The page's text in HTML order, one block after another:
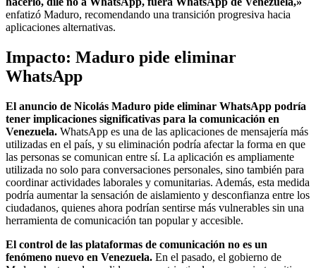
enfatizó Maduro, recomendando una transición progresiva hacia
aplicaciones alternativas.
Impacto: Maduro pide eliminar
WhatsApp
El anuncio de Nicolás Maduro pide eliminar WhatsApp podría
tener implicaciones significativas para la comunicación en
Venezuela. WhatsApp es una de las aplicaciones de mensajería más
utilizadas en el país, y su eliminación podría afectar la forma en que
las personas se comunican entre sí. La aplicación es ampliamente
utilizada no solo para conversaciones personales, sino también para
coordinar actividades laborales y comunitarias. Además, esta medida
podría aumentar la sensación de aislamiento y desconfianza entre los
ciudadanos, quienes ahora podrían sentirse más vulnerables sin una
herramienta de comunicación tan popular y accesible.
El control de las plataformas de comunicación no es un
fenómeno nuevo en Venezuela. En el pasado, el gobierno de